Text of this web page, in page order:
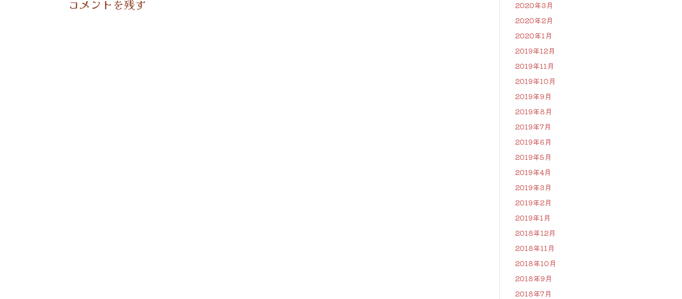
コメントを残す
2020年3月
2020年2月
2020年1月
2019年12月
2019年11月
2019年10月
2019年9月
2019年8月
2019年7月
2019年6月
2019年5月
2019年4月
2019年3月
2019年2月
2019年1月
2018年12月
2018年11月
2018年10月
2018年9月
2018年7月